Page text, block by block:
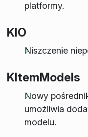
platformy.
KIO
Niszczenie
KItemModels
Nowy
umożliwia
modelu.